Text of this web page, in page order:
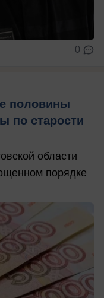
0
половины
по старости
области
порядке